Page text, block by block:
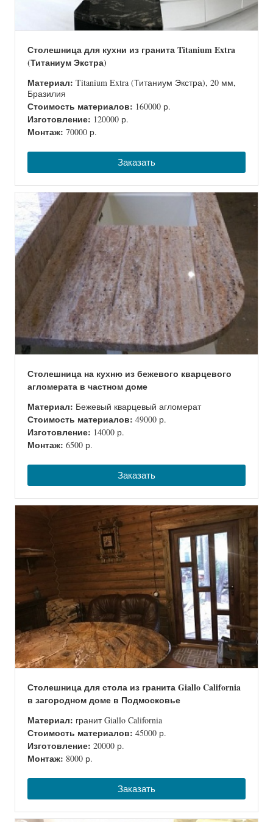
Столешница для кухни из гранита Titanium Extra
(Титаниум Экстра)
Материал: Titanium Extra (Титаниум Экстра), 20 мм,
Бразилия
Стоимость материалов: 160000 р.
Изготовление: 120000 р.
Монтаж: 70000 р.
Заказать
Столешница на кухню из бежевого кварцевого
агломерата в частном доме
Материал: Бежевый кварцевый агломерат
Стоимость материалов: 49000 р.
Изготовление: 14000 р.
Монтаж: 6500 р.
Заказать
Столешница для стола из гранита Giallo California
в загородном доме в Подмосковье
Материал: гранит Giallo California
Стоимость материалов: 45000 р.
Изготовление: 20000 р.
Монтаж: 8000 р.
Заказать